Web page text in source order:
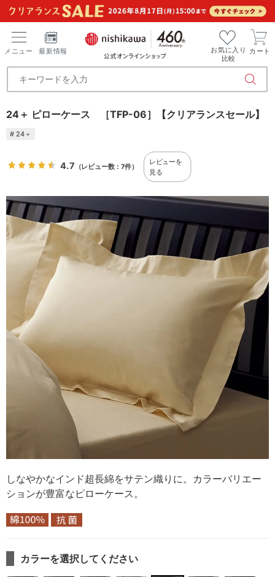
メニュー 最新情報
お気に入り
比較
カート
24＋ ピローケース ［TFP-06］【クリアランスセール】
# 24＋
4.7 （レビュー数：7件）
レビューを
見る
しなやかなインド超長綿をサテン織りに。カラーバリエー
ションが豊富なピローケース。
カラーを選択してください